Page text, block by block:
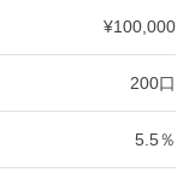
¥100,000
200口
5.5％